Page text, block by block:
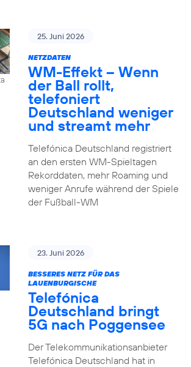
25. Juni 2026
NETZDATEN
WM-Effekt – Wenn
der Ball rollt,
telefoniert
Deutschland weniger
und streamt mehr
Telefónica Deutschland registriert
an den ersten WM-Spieltagen
Rekorddaten, mehr Roaming und
weniger Anrufe während der Spiele
der Fußball-WM
23. Juni 2026
BESSERES NETZ FÜR DAS
LAUENBURGISCHE
Telefónica
Deutschland bringt
5G nach Poggensee
Der Telekommunikationsanbieter
Telefónica Deutschland hat in